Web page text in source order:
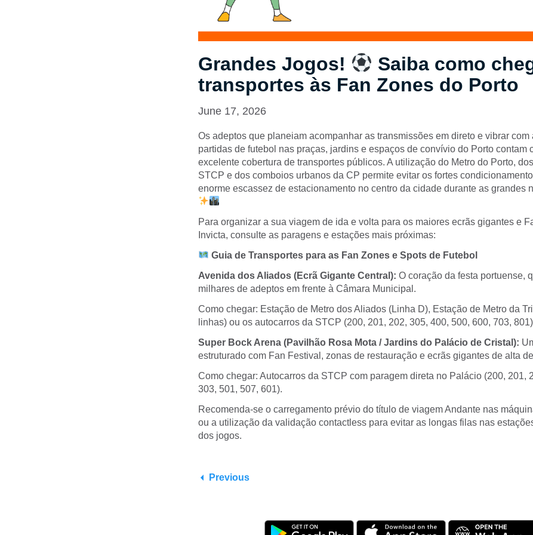
Grandes Jogos!
Saiba como
transportes às Fan Zones do Porto
June 17, 2026
Os adeptos que planeiam acompanhar as transmissões em direto e vibrar com
partidas de futebol nas praças, jardins e espaços de convívio do Porto contam
excelente cobertura de transportes públicos. A utilização do Metro do Porto,
STCP e dos comboios urbanos da CP permite evitar os fortes
enorme escassez de estacionamento no centro da cidade durante as grandes
Para organizar a sua viagem de ida e volta para os maiores ecrãs gigantes e
Invicta, consulte as paragens e estações mais próximas:
Guia de Transportes para as Fan Zones e Spots de Futebol
Avenida dos Aliados (Ecrã Gigante Central): O coração da festa portuense,
milhares de adeptos em frente à Câmara Municipal.
Como chegar: Estação de Metro dos Aliados (Linha D), Estação de Metro da
linhas) ou os autocarros da STCP (200, 201, 202, 305, 400, 500, 600, 703,
Super Bock Arena (Pavilhão Rosa Mota / Jardins do Palácio de Cristal):
estruturado com Fan Festival, zonas de restauração e ecrãs gigantes de alta
Como chegar: Autocarros da STCP com paragem direta no Palácio (200, 201,
303, 501, 507, 601).
Recomenda-se o carregamento prévio do título de viagem Andante nas
ou a utilização da validação contactless para evitar as longas filas nas
dos jogos.
Previous